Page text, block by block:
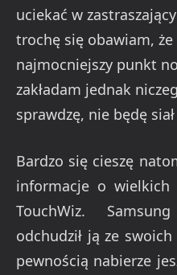
uciekać w
trochę się obawiam,
najmocniejszy punkt
zakładam jednak
sprawdzę, nie będę
Bardzo się cieszę
informacje o wielkich
TouchWiz.
odchudził ją ze
pewnością nabierze